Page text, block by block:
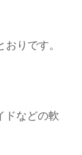
りです。
ドなどの軟